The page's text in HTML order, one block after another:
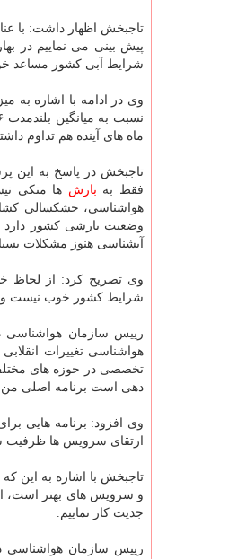
تاجبخش اظهار داشت: با
پیش بینی می نماییم در
شرایط آبی كشور مساعد
وی در ادامه با اشاره به
ماه های آینده هم تداوم
تاجبخش در پاسخ به این
فقط به بارش ها متكی
هواشناسی، خشكسالی
وضعیت بارشی كشور دارد
آبشناسی هنوز مشكلات
وی تصریح كرد: از لحاظ
شرایط كشور خوب نیست و
رییس سازمان هواشناسی
هواشناسی تغییرات
تخصصی در حوزه های
دهی است برنامه اصلی
وی افزود: برنامه هایی
ارتقای سرویس ها ظرفیت
تاجبخش با اشاره به این
و سرویس های بهتر است،
جدیت كار نماییم.
رییس سازمان هواشناسی